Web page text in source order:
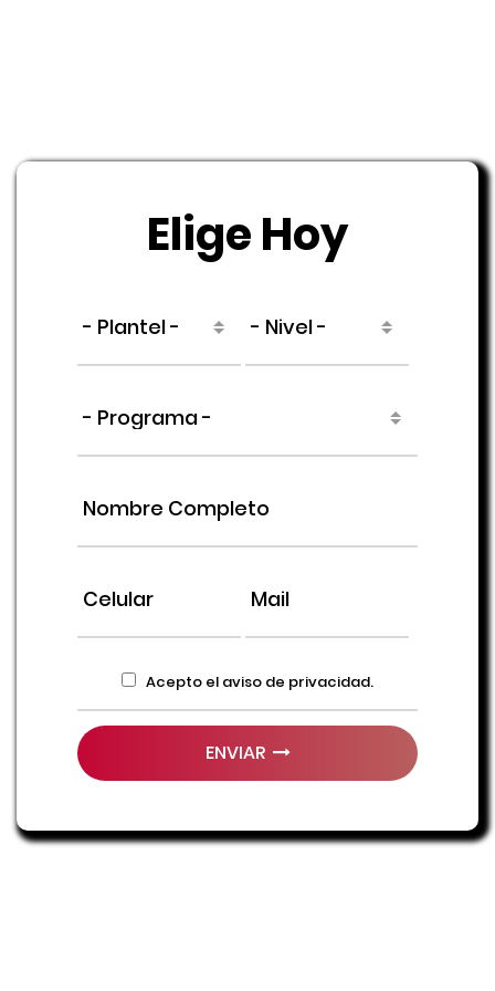
Elige Hoy
- Plantel - - Nivel -
- Programa -
Acepto el aviso de privacidad.
ENVIAR